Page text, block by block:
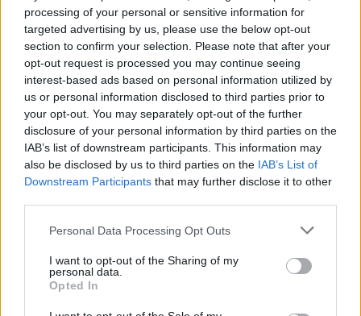
processing of your personal or sensitive information for
targeted advertising by us, please use the below opt-out
section to confirm your selection. Please note that after your
opt-out request is processed you may continue seeing
interest-based ads based on personal information utilized by
us or personal information disclosed to third parties prior to
your opt-out. You may separately opt-out of the further
disclosure of your personal information by third parties on the
IAB’s list of downstream participants. This information may
also be disclosed by us to third parties on the IAB’s List of
Downstream Participants that may further disclose it to other
Please note that this website/app uses one or more Google
not limited to your visit or usage behaviour. You may click to
grant or deny consent to Google and its third-party tags to
use your data for below specified purposes in below Google
consent section.
Personal Data Processing Opt Outs
I want to opt-out of the Sharing of my
personal data.
Opted In
elegancia szinonimája.”
Giorgio Armani orvostanhallgatóból
lett a divat császára, az Inter Milan és
az Olimpia Milano szenvedélyes
szurkolója, a Scuderia Ferrari
partnere, és a világ egyik legnagyobb
hatású kreatív zsenije.